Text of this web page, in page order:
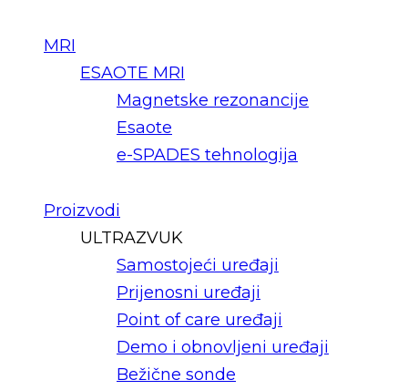
MRI
ESAOTE MRI
Magnetske rezonancije
Esaote
e-SPADES tehnologija
Proizvodi
ULTRAZVUK
Samostojeći uređaji
Prijenosni uređaji
Point of care uređaji
Demo i obnovljeni uređaji
Bežične sonde